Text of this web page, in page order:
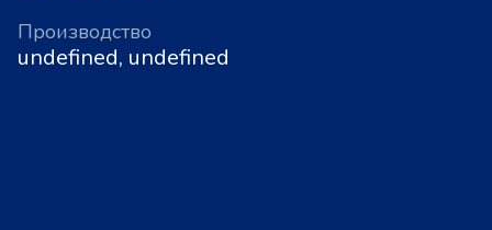
Производство
undefined, undefined